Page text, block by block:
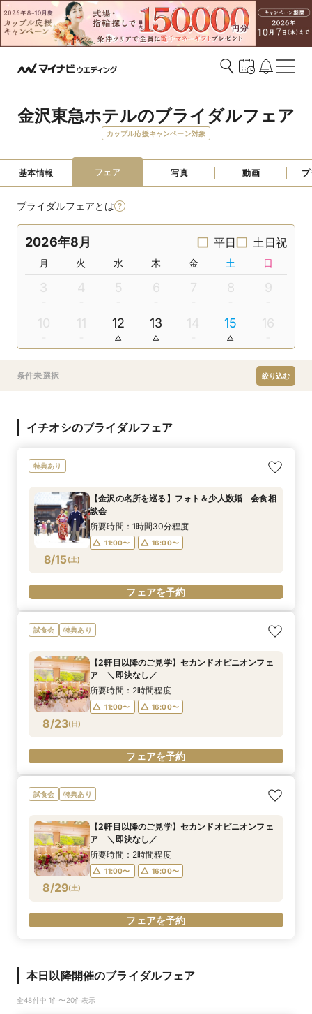
金沢東急ホテルのブライダルフェア
カップル応援キャンペーン対象
基本情報 フェア 写真 動画
ブライダルフェアとは
2026年8月 平日 土日祝
月 火 水 木 金 土 日
3 4 5 6 7 8 9
10 11 12 13 14 15 16
条件未選択 絞り込む
イチオシのブライダルフェア
特典あり
8/15(土)
【金沢の名所を巡る】フォト＆少人数婚 会食相
談会
所要時間：1時間30分程度
11:00〜 16:00〜
フェアを予約
試食会 特典あり
8/23(日)
【2軒目以降のご見学】セカンドオピニオンフェ
ア ＼即決なし／
所要時間：2時間程度
11:00〜 16:00〜
フェアを予約
試食会 特典あり
8/29(土)
【2軒目以降のご見学】セカンドオピニオンフェ
ア ＼即決なし／
所要時間：2時間程度
11:00〜 16:00〜
フェアを予約
本日以降開催のブライダルフェア
全48件中 1件〜20件表示